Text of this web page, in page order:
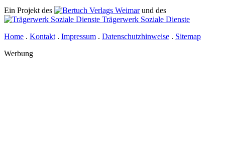
Ein Projekt des Verlags Weimarund des
Trägerwerk Soziale Dienste
Home . Kontakt . Impressum . Datenschutzhinweise . Sitemap
Werbung